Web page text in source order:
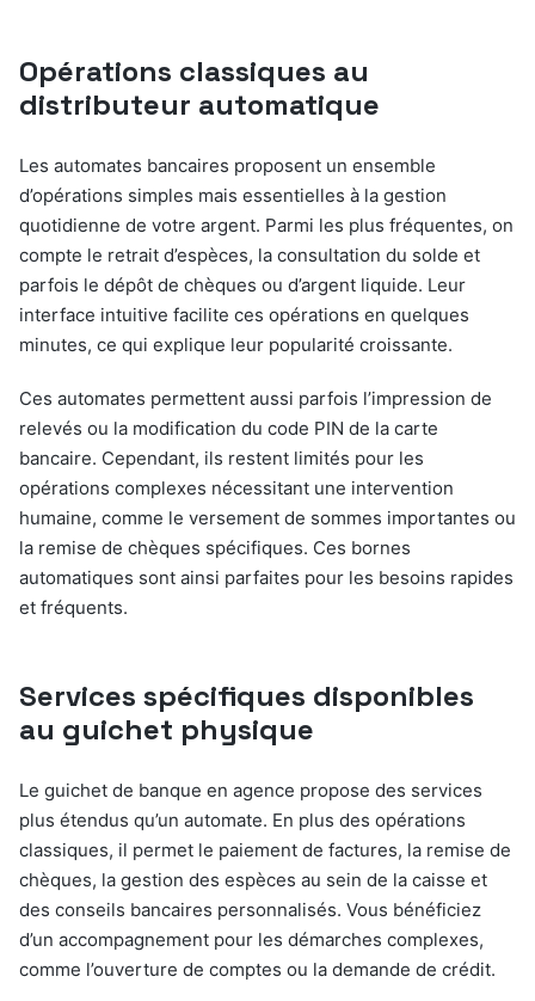
Opérations classiques au
distributeur automatique
Les automates bancaires proposent un ensemble
d’opérations simples mais essentielles à la gestion
quotidienne de votre argent. Parmi les plus fréquentes, on
compte le retrait d’espèces, la consultation du solde et
parfois le dépôt de chèques ou d’argent liquide. Leur
interface intuitive facilite ces opérations en quelques
minutes, ce qui explique leur popularité croissante.
Ces automates permettent aussi parfois l’impression de
relevés ou la modification du code PIN de la carte
bancaire. Cependant, ils restent limités pour les
opérations complexes nécessitant une intervention
humaine, comme le versement de sommes importantes ou
la remise de chèques spécifiques. Ces bornes
automatiques sont ainsi parfaites pour les besoins rapides
et fréquents.
Services spécifiques disponibles
au guichet physique
Le guichet de banque en agence propose des services
plus étendus qu’un automate. En plus des opérations
classiques, il permet le paiement de factures, la remise de
chèques, la gestion des espèces au sein de la caisse et
des conseils bancaires personnalisés. Vous bénéficiez
d’un accompagnement pour les démarches complexes,
comme l’ouverture de comptes ou la demande de crédit.